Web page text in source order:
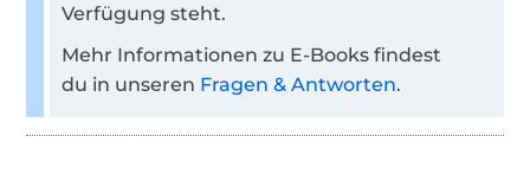
Verfügung steht.
Mehr Informationen zu E-Books findest
du in unseren Fragen & Antworten.